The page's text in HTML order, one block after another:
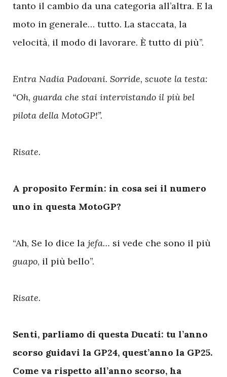
tanto il cambio da una categoria all’altra. E la
moto in generale… tutto. La staccata, la
velocità, il modo di lavorare. È tutto di più”.
Entra Nadia Padovani. Sorride, scuote la testa:
“Oh, guarda che stai intervistando il più bel
pilota della MotoGP!”.
Risate.
A proposito Fermín: in cosa sei il numero
uno in questa MotoGP?
“Ah, Se lo dice la jefa… si vede che sono il più
guapo, il più bello”.
Risate.
Senti, parliamo di questa Ducati: tu l’anno
scorso guidavi la GP24, quest’anno la GP25.
Come va rispetto all’anno scorso, ha